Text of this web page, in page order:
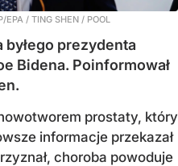
EPA / TING SHEN / POOL
byłego prezydenta
Bidena. Poinformował
prostaty, który
informacje przekazał
choroba powoduje